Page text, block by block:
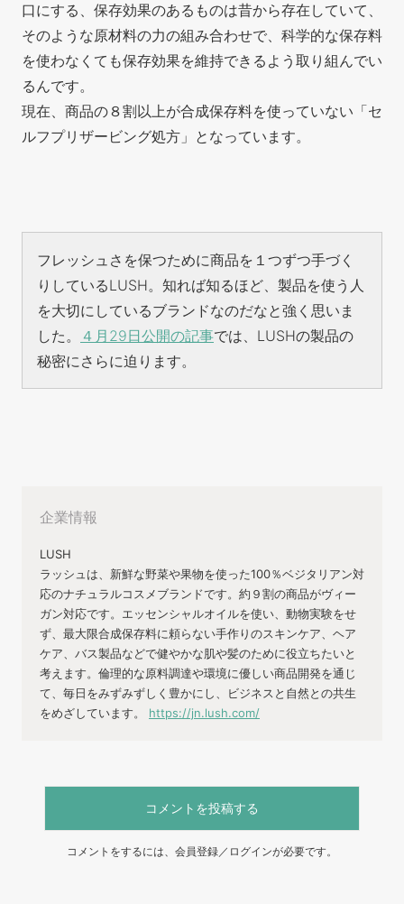
口にする、保存効果のあるものは昔から存在していて、
そのような原材料の力の組み合わせで、科学的な保存料
を使わなくても保存効果を維持できるよう取り組んでい
るんです。
現在、商品の８割以上が合成保存料を使っていない「セ
ルフプリザービング処方」となっています。
フレッシュさを保つために商品を１つずつ手づく
りしているLUSH。知れば知るほど、製品を使う人
を大切にしているブランドなのだなと強く思いま
した。
４月29日公開の記事では、LUSHの製品の
秘密にさらに迫ります。
企業情報
LUSH
ラッシュは、新鮮な野菜や果物を使った100％ベジタリアン対
応のナチュラルコスメブランドです。約９割の商品がヴィー
ガン対応です。エッセンシャルオイルを使い、動物実験をせ
ず、最大限合成保存料に頼らない手作りのスキンケア、ヘア
ケア、バス製品などで健やかな肌や髪のために役立ちたいと
考えます。倫理的な原料調達や環境に優しい商品開発を通じ
て、毎日をみずみずしく豊かにし、ビジネスと自然との共生
をめざしています。 https://jn.lush.com/
コメントを投稿する
コメントをするには、会員登録／ログインが必要です。